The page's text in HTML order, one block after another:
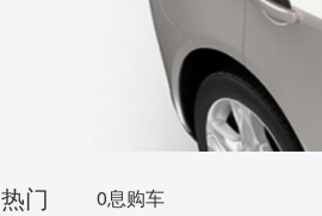
热门 0息购车